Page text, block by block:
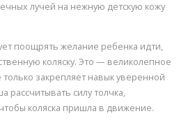
лучей на нежную детскую кожу
поощрять желание ребенка идти,
коляску. Это — великолепное
закрепляет навык уверенной
рассчитывать силу толчка,
коляска пришла в движение.